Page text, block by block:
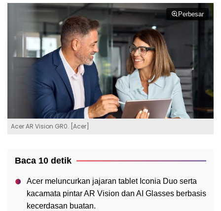
Perbesar
Acer AR Vision GR0. [Acer]
Baca 10 detik
Acer meluncurkan jajaran tablet Iconia Duo serta
kacamata pintar AR Vision dan AI Glasses berbasis
kecerdasan buatan.